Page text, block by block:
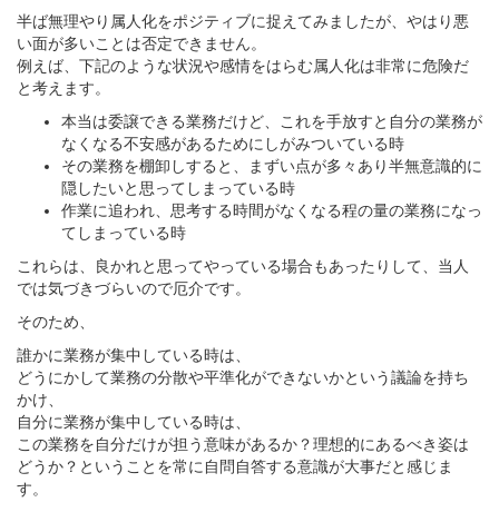
半ば無理やり属人化をポジティブに捉えてみましたが、やはり悪
い面が多いことは否定できません。
例えば、下記のような状況や感情をはらむ属人化は非常に危険だ
と考えます。
本当は委譲できる業務だけど、これを手放すと自分の業務が
なくなる不安感があるためにしがみついている時
その業務を棚卸しすると、まずい点が多々あり半無意識的に
隠したいと思ってしまっている時
作業に追われ、思考する時間がなくなる程の量の業務になっ
てしまっている時
これらは、良かれと思ってやっている場合もあったりして、当人
では気づきづらいので厄介です。
そのため、
誰かに業務が集中している時は、
どうにかして業務の分散や平準化ができないかという議論を持ち
かけ、
自分に業務が集中している時は、
この業務を自分だけが担う意味があるか？理想的にあるべき姿は
どうか？ということを常に自問自答する意識が大事だと感じま
す。